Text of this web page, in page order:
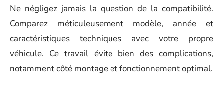
Ne négligez jamais la question de la compatibilité.
Comparez méticuleusement modèle, année et
caractéristiques techniques avec votre propre
véhicule. Ce travail évite bien des complications,
notamment côté montage et fonctionnement optimal.